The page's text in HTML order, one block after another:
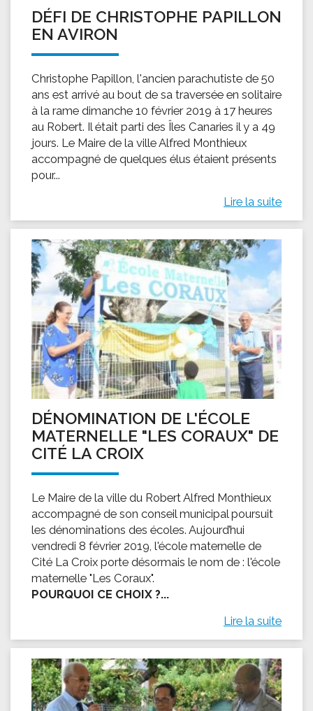
DÉFI DE CHRISTOPHE PAPILLON
EN AVIRON
Christophe Papillon, l'ancien parachutiste de 50
ans est arrivé au bout de sa traversée en solitaire
à la rame dimanche 10 février 2019 à 17 heures
au Robert. Il était parti des Îles Canaries il y a 49
jours. Le Maire de la ville Alfred Monthieux
accompagné de quelques élus étaient présents
pour...
Lire la suite
DÉNOMINATION DE L'ÉCOLE
MATERNELLE "LES CORAUX" DE
CITÉ LA CROIX
Le Maire de la ville du Robert Alfred Monthieux
accompagné de son conseil municipal poursuit
les dénominations des écoles. Aujourd’hui
vendredi 8 février 2019, l'école maternelle de
Cité La Croix porte désormais le nom de : l'école
maternelle "Les Coraux".
POURQUOI CE CHOIX ?...
Lire la suite